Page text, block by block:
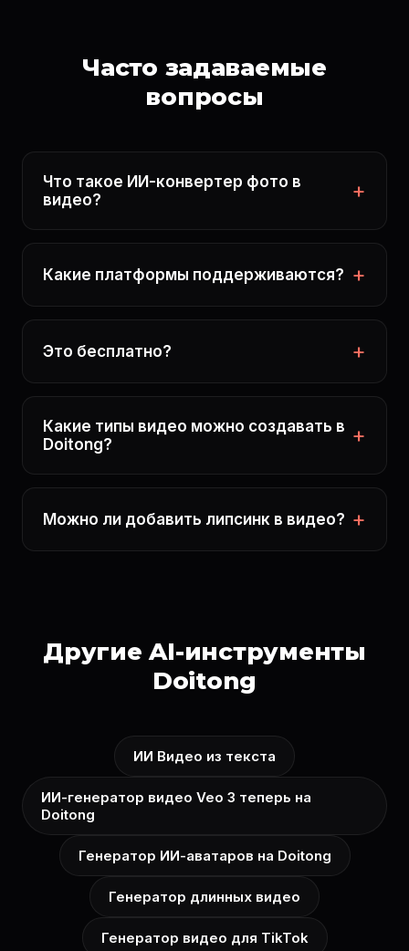
Часто задаваемые
вопросы
Что такое ИИ-конвертер фото в
видео?
Какие платформы поддерживаются?
Это бесплатно?
Какие типы видео можно создавать в
Doitong?
Можно ли добавить липсинк в видео?
Другие AI-инструменты
Doitong
ИИ Видео из текста
ИИ-генератор видео Veo 3 теперь на
Doitong
Генератор ИИ-аватаров на Doitong
Генератор длинных видео
Генератор видео для TikTok